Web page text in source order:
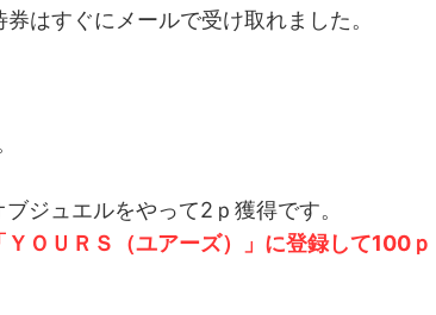
はすぐにメールで受け取れました。
ジュエルをやって2ｐ獲得です。
ＯＵＲＳ（ユアーズ）」に登録して100ｐ